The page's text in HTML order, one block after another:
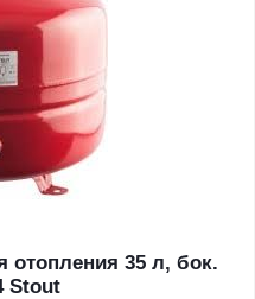
35 л, бок.
Stout